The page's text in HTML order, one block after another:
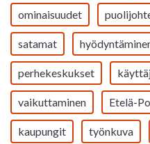
ominaisuudet
satamat
perhekeskukset
vaikuttaminen Etelä-
kaupungit työnkuva